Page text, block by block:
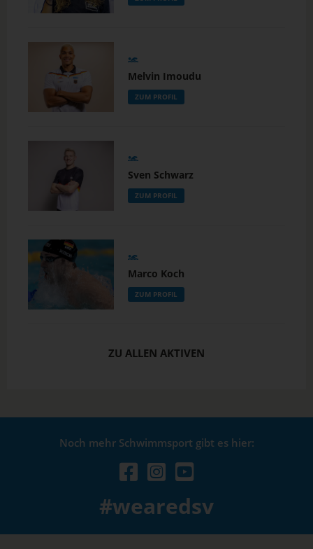
Melvin Imoudu
ZUM PROFIL
Sven Schwarz
ZUM PROFIL
Marco Koch
ZUM PROFIL
ZU ALLEN AKTIVEN
Noch mehr Schwimmsport gibt es hier:
#wearedsv